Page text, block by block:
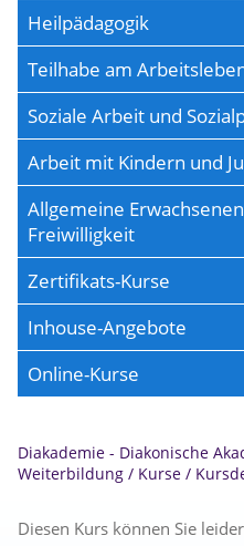
Heilpädagogik
Teilhabe am
Soziale Arbeit und
Arbeit mit Kindern und
Allgemeine
Freiwilligkeit
Zertifikats-Kurse
Inhouse-Angebote
Online-Kurse
Diakademie - Diakonische
Weiterbildung / Kurse /
Diesen Kurs können Sie